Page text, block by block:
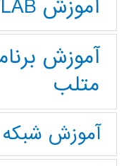
آموزش MATLAB
آموزش
متلب
آموزش